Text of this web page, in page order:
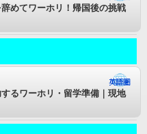
めてワーホリ！帰国後の挑戦
るワーホリ・留学準備｜現地